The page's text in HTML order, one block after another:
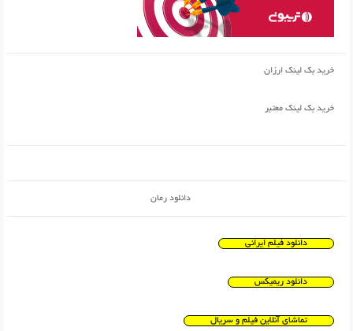
خرید بک لینک ارزان
خرید بک لینک معتبر
دانلود رمان
دانلود فیلم ایرانی
دانلود ریمیکس
تماشای آنلاین فیلم و سریال